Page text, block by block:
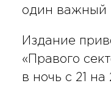
один важный
Издание
«Правого
в ночь с 21